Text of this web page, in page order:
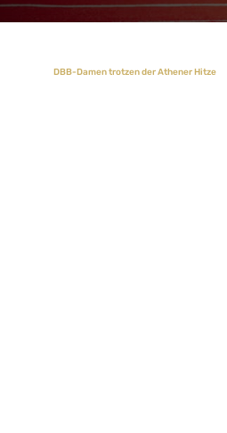
DBB-Damen trotzen der Athener Hitze